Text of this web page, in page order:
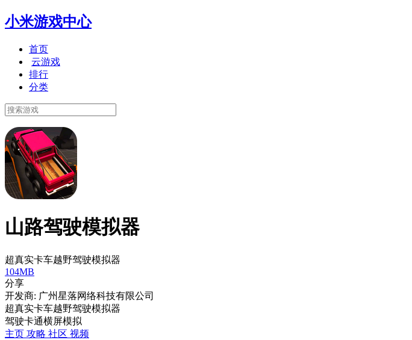
小米游戏中心
首页
云游戏
排行
分类
山路驾驶模拟器
超真实卡车越野驾驶模拟器
104MB
分享
开发商: 广州星落网络科技有限公司
超真实卡车越野驾驶模拟器
驾驶卡通横屏模拟
主页 攻略 社区 视频